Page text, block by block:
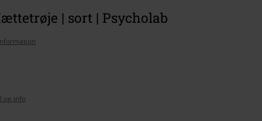
| sort | Psycholab
og info